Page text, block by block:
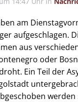
am
aufgeschlagen.
aus
oder
Ein Teil der
werden